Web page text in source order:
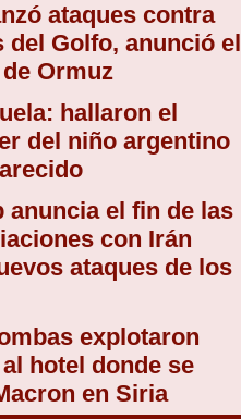
ataques contra
del Golfo, anunció el
Ormuz
hallaron el
del niño argentino
anuncia el fin de las
con Irán
ataques de los
explotaron
hotel donde se
en Siria